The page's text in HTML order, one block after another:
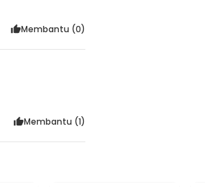
Membantu (0)
Membantu (1)